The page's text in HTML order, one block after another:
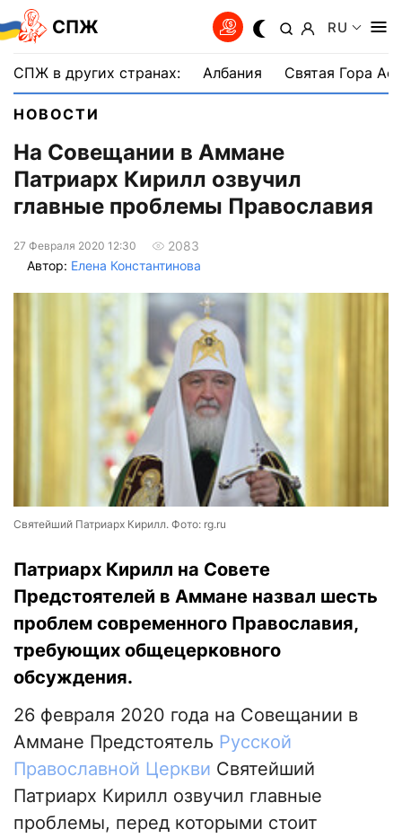
СПЖ RU
СПЖ в других странах: Албания Святая Гора
НОВОСТИ
На Совещании в Аммане
Патриарх Кирилл озвучил
главные проблемы Православия
27 Февраля 2020 12:30
2083
Автор: Елена Константинова
Святейший Патриарх Кирилл. Фото: rg.ru
Патриарх Кирилл на Совете
Предстоятелей в Аммане назвал шесть
проблем современного Православия,
требующих общецерковного
обсуждения.
26 февраля 2020 года на Совещании в
Аммане Предстоятель Русской
Православной Церкви Святейший
Патриарх Кирилл озвучил главные
проблемы, перед которыми стоит